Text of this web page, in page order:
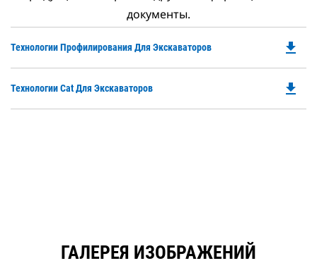
документы.
Технологии Профилирования Для Экскаваторов
a
file_download
Технологии Cat Для Экскаваторов file_download
ГАЛЕРЕЯ ИЗОБРАЖЕНИЙ